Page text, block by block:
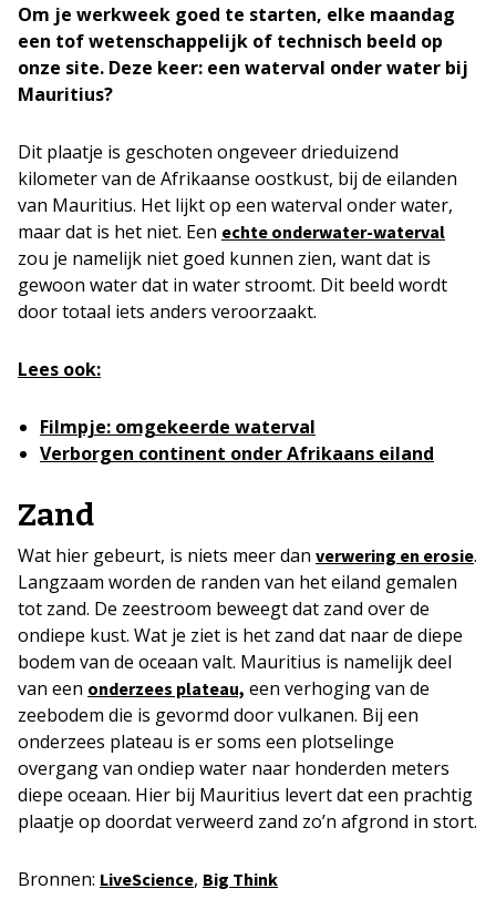
Om je werkweek goed te starten, elke maandag
een tof wetenschappelijk of technisch beeld op
onze site. Deze keer: een waterval onder water bij
Mauritius?
Dit plaatje is geschoten ongeveer drieduizend
kilometer van de Afrikaanse oostkust, bij de eilanden
van Mauritius. Het lijkt op een waterval onder water,
maar dat is het niet. Een echte onderwater-waterval
zou je namelijk niet goed kunnen zien, want dat is
gewoon water dat in water stroomt. Dit beeld wordt
door totaal iets anders veroorzaakt.
Lees ook:
Filmpje: omgekeerde waterval
Verborgen continent onder Afrikaans eiland
Zand
Wat hier gebeurt, is niets meer dan verwering en erosie.
Langzaam worden de randen van het eiland gemalen
tot zand. De zeestroom beweegt dat zand over de
ondiepe kust. Wat je ziet is het zand dat naar de diepe
bodem van de oceaan valt. Mauritius is namelijk deel
van een onderzees plateau, een verhoging van de
zeebodem die is gevormd door vulkanen. Bij een
onderzees plateau is er soms een plotselinge
overgang van ondiep water naar honderden meters
diepe oceaan. Hier bij Mauritius levert dat een prachtig
plaatje op doordat verweerd zand zo’n afgrond in stort.
Bronnen: LiveScience, Big Think